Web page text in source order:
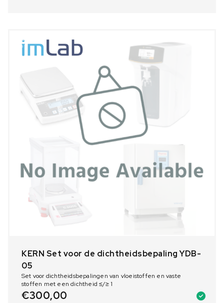
KERN Set voor de dichtheidsbepaling YDB-
05
Set voor dichtheidsbepalingen van vloeistoffen en vaste
stoffen met een dichtheid ≤/≥ 1
€300,00